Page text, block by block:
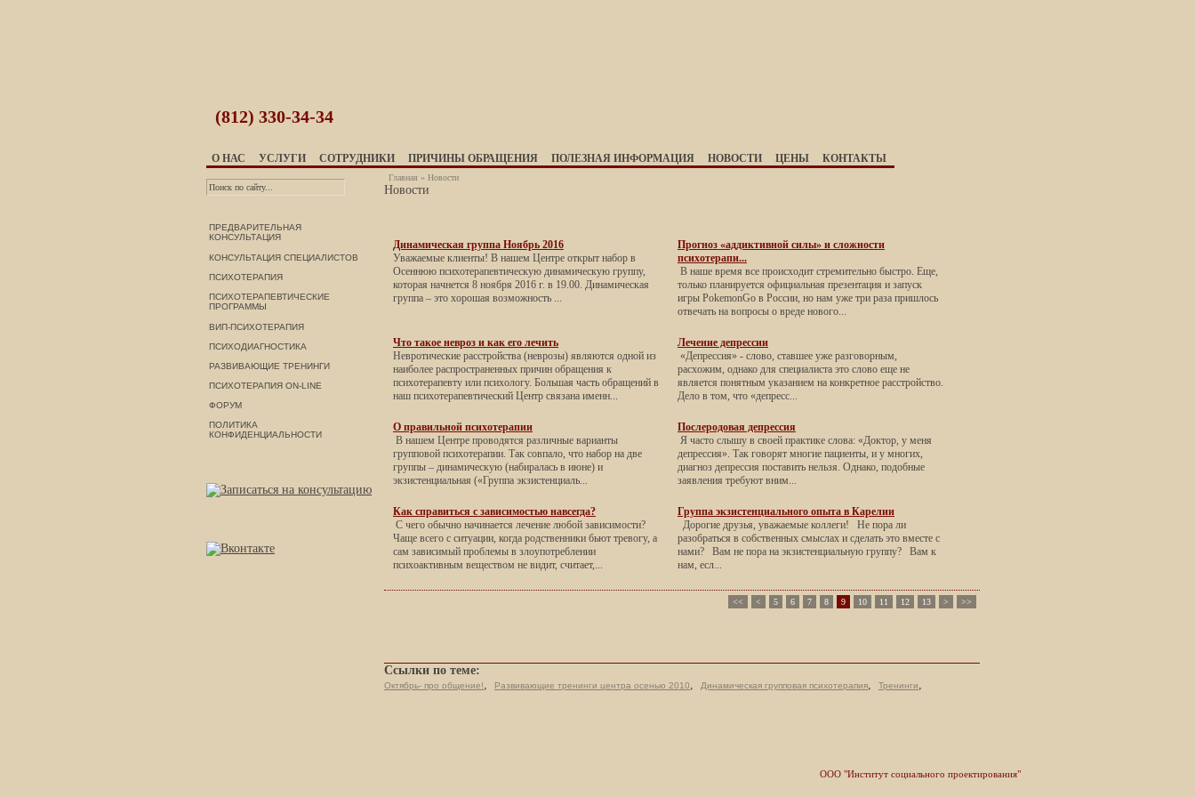
(812) 330-34-34
О НАС УСЛУГИ СОТРУДНИКИ ПРИЧИНЫ ОБРАЩЕНИЯ ПОЛЕЗНАЯ ИНФОРМАЦИЯ НОВОСТИ ЦЕНЫ КОНТАКТЫ
ПРЕДВАРИТЕЛЬНАЯ
КОНСУЛЬТАЦИЯ
КОНСУЛЬТАЦИЯ СПЕЦИАЛИСТОВ
ПСИХОТЕРАПИЯ
ПСИХОТЕРАПЕВТИЧЕСКИЕ
ПРОГРАММЫ
ВИП-ПСИХОТЕРАПИЯ
ПСИХОДИАГНОСТИКА
РАЗВИВАЮЩИЕ ТРЕНИНГИ
ПСИХОТЕРАПИЯ ON-LINE
ФОРУМ
ПОЛИТИКА
КОНФИДЕНЦИАЛЬНОСТИ
Главная » Новости
Новости
Динамическая группа Ноябрь 2016
Уважаемые клиенты! В нашем Центре открыт набор в
Осеннюю психотерапевтическую динамическую группу,
которая начнется 8 ноября 2016 г. в 19.00. Динамическая
группа – это хорошая возможность ...
Прогноз «аддиктивной силы» и сложности
психотерапи...
В наше время все происходит стремительно быстро. Еще,
только планируется официальная презентация и запуск
игры PokemonGo в России, но нам уже три раза пришлось
отвечать на вопросы о вреде нового...
Что такое невроз и как его лечить
Невротические расстройства (неврозы) являются одной из
наиболее распространенных причин обращения к
психотерапевту или психологу. Большая часть обращений в
наш психотерапевтический Центр связана именн...
Лечение депрессии
«Депрессия» - слово, ставшее уже разговорным,
расхожим, однако для специалиста это слово еще не
является понятным указанием на конкретное расстройство.
Дело в том, что «депресс...
О правильной психотерапии
В нашем Центре проводятся различные варианты
групповой психотерапии. Так совпало, что набор на две
группы – динамическую (набиралась в июне) и
экзистенциальная («Группа экзистенциаль...
Послеродовая депрессия
Я часто слышу в своей практике слова: «Доктор, у меня
депрессия». Так говорят многие пациенты, и у многих,
диагноз депрессия поставить нельзя. Однако, подобные
заявления требуют вним...
Как справиться с зависимостью навсегда?
С чего обычно начинается лечение любой зависимости?
Чаще всего с ситуации, когда родственники бьют тревогу, а
сам зависимый проблемы в злоупотреблении
психоактивным веществом не видит, считает,...
Группа экзистенциального опыта в Карелии
Дорогие друзья, уважаемые коллеги! Не пора ли
разобраться в собственных смыслах и сделать это вместе с
нами? Вам не пора на экзистенциальную группу? Вам к
нам, есл...
<< < 5 6 7 8 9 10 11 12 13 > >>
Ссылки по теме:
Октябрь- про общение!, Развивающие тренинги центра осенью 2010, Динамическая групповая психотерапия, Тренинги,
ООО "Институт социального проектирования"